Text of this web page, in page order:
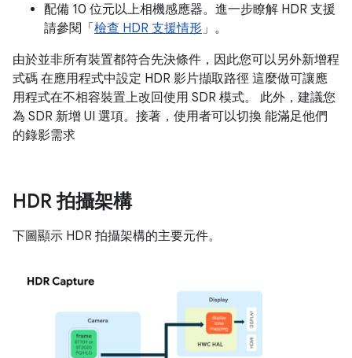
配備 10 位元以上相機感應器。進一步瞭解 HDR 支援
請參閱「檢查 HDR 支援情形 」。
由於並非所有裝置都符合先決條件，因此您可以另外新增程
式碼 在應用程式中設定 HDR 影片擷取路徑 這麼做可讓應
用程式在不相容裝置上改回使用 SDR 模式。 此外，建議您
為 SDR 新增 UI 選項。接著，使用者可以切換 能滿足他們
的錄影需求
HDR 拍攝架構
下圖顯示 HDR 拍攝架構的主要元件。